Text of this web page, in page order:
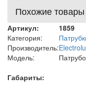
Похожие товары
Артикул:
1859
Категория:
Производитель:
Модель:
Габариты: